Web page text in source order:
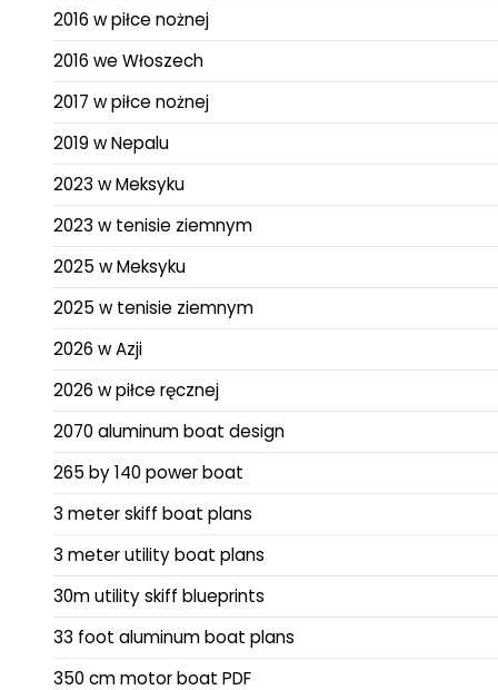
2016 w piłce nożnej
2016 we Włoszech
2017 w piłce nożnej
2019 w Nepalu
2023 w Meksyku
2023 w tenisie ziemnym
2025 w Meksyku
2025 w tenisie ziemnym
2026 w Azji
2026 w piłce ręcznej
2070 aluminum boat design
265 by 140 power boat
3 meter skiff boat plans
3 meter utility boat plans
30m utility skiff blueprints
33 foot aluminum boat plans
350 cm motor boat PDF